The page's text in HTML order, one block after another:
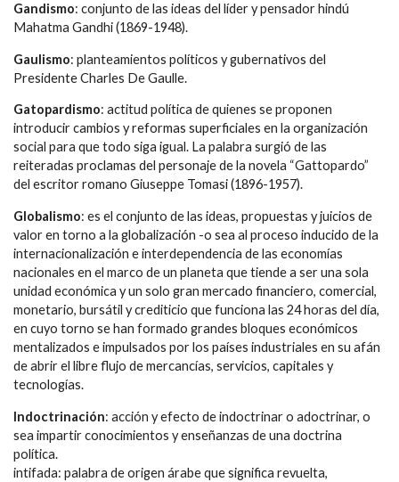
Gandismo: conjunto de las ideas del líder y pensador hindú
Mahatma Gandhi (1869-1948).
Gaulismo: planteamientos políticos y gubernativos del
Presidente Charles De Gaulle.
Gatopardismo: actitud política de quienes se proponen
introducir cambios y reformas superficiales en la organización
social para que todo siga igual. La palabra surgió de las
reiteradas proclamas del personaje de la novela “Gattopardo”
del escritor romano Giuseppe Tomasi (1896-1957).
Globalismo: es el conjunto de las ideas, propuestas y juicios de
valor en torno a la globalización -o sea al proceso inducido de la
internacionalización e interdependencia de las economías
nacionales en el marco de un planeta que tiende a ser una sola
unidad económica y un solo gran mercado financiero, comercial,
monetario, bursátil y crediticio que funciona las 24 horas del día,
en cuyo torno se han formado grandes bloques económicos
mentalizados e impulsados por los países industriales en su afán
de abrir el libre flujo de mercancías, servicios, capitales y
tecnologías.
Indoctrinación: acción y efecto de indoctrinar o adoctrinar, o
sea impartir conocimientos y enseñanzas de una doctrina
política.
intifada: palabra de origen árabe que significa revuelta,